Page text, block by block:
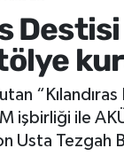
işbirliği ile
Usta Tezgah